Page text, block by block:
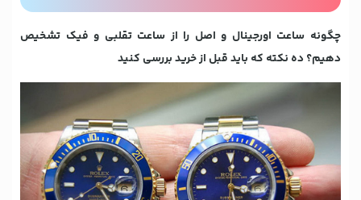
چگونه ساعت اورجینال و اصل را از ساعت تقلبی و فیک تشخیص
دهیم؟ ده نکته که باید قبل از خرید بررسی کنید